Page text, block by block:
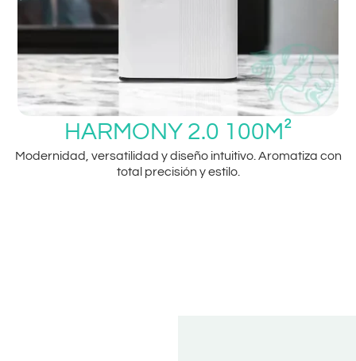
HARMONY 2.0 100M²
Modernidad, versatilidad y diseño intuitivo. Aromatiza con
total precisión y estilo.